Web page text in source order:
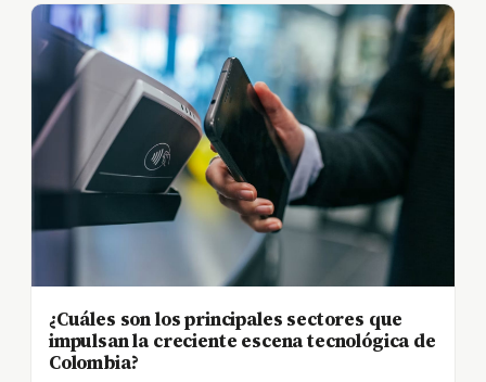
¿Cuáles son los principales sectores que
impulsan la creciente escena tecnológica de
Colombia?